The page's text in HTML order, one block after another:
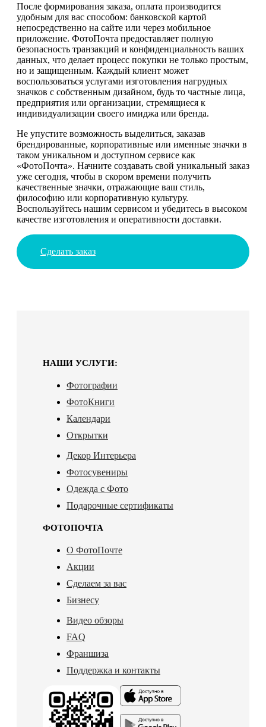
После формирования заказа, оплата производится
удобным для вас способом: банковской картой
непосредственно на сайте или через мобильное
приложение. ФотоПочта предоставляет полную
безопасность транзакций и конфиденциальность ваших
данных, что делает процесс покупки не только простым,
но и защищенным. Каждый клиент может
воспользоваться услугами изготовления нагрудных
значков с собственным дизайном, будь то частные лица,
предприятия или организации, стремящиеся к
индивидуализации своего имиджа или бренда.
Не упустите возможность выделиться, заказав
брендированные, корпоративные или именные значки в
таком уникальном и доступном сервисе как
«ФотоПочта». Начните создавать свой уникальный заказ
уже сегодня, чтобы в скором времени получить
качественные значки, отражающие ваш стиль,
философию или корпоративную культуру.
Воспользуйтесь нашим сервисом и убедитесь в высоком
качестве изготовления и оперативности доставки.
Сделать заказ
НАШИ УСЛУГИ:
Фотографии
ФотоКниги
Календари
Открытки
Декор Интерьера
Фотосувениры
Одежда с Фото
Подарочные сертификаты
ФОТОПОЧТА
О ФотоПочте
Акции
Сделаем за вас
Бизнесу
Видео обзоры
FAQ
Франшиза
Поддержка и контакты